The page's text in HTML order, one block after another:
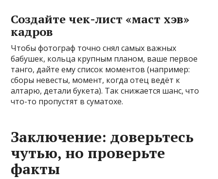
Создайте чек-лист «маст хэв»
кадров
Чтобы фотограф точно снял самых важных
бабушек, кольца крупным планом, ваше первое
танго, дайте ему список моментов (например:
сборы невесты, момент, когда отец ведёт к
алтарю, детали букета). Так снижается шанс, что
что-то пропустят в суматохе.
Заключение: доверьтесь
чутью, но проверьте
факты